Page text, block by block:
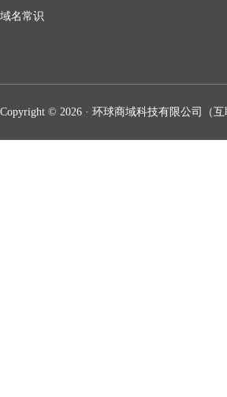
域名常识
Copyright © 2026 · 环球商域科技有限公司（